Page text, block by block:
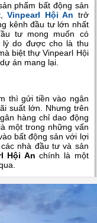
phẩm bất động sản
Vinpearl Hội An trở
kênh đầu tư lớn nhất
tư mong muốn có
do được cho là thu
biệt thự Vinpearl Hội
án mang lại.
thì gửi tiền vào ngân
suất lớn. Nhưng trên
hàng chỉ dao động
một trong những vấn
bất động sản với lợi
nhà đầu tư và sản
Hội An chính là một